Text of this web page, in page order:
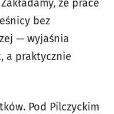
że prace
bez
— wyjaśnia
a praktycznie
Pod Pilczyckim